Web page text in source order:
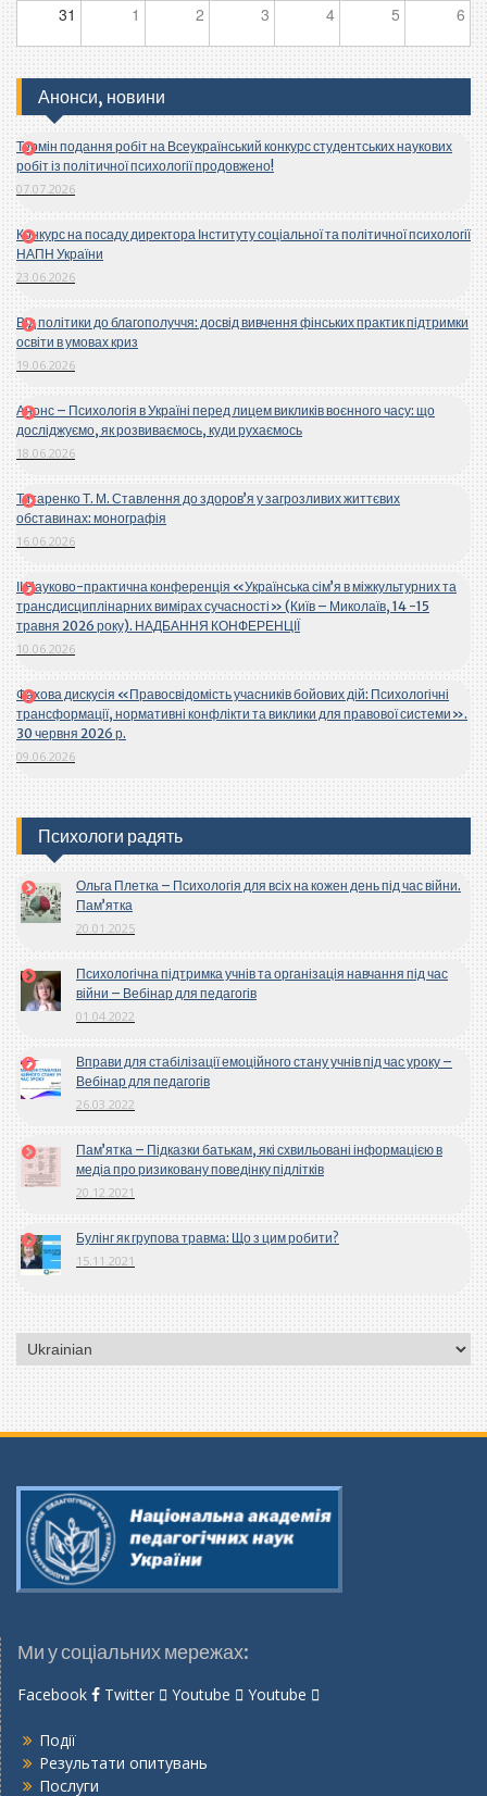
31 1 2 3 4 5 6
Анонси, новини
Термін подання робіт на Всеукраїнський конкурс студентських наукових
робіт із політичної психології продовжено!
07.07.2026
Конкурс на посаду директора Інституту соціальної та політичної психології
НАПН України
23.06.2026
Від політики до благополуччя: досвід вивчення фінських практик підтримки
освіти в умовах криз
19.06.2026
Анонс – Психологія в Україні перед лицем викликів воєнного часу: що
досліджуємо, як розвиваємось, куди рухаємось
18.06.2026
Титаренко Т. М. Ставлення до здоров’я у загрозливих життєвих
обставинах: монографія
16.06.2026
ІІ Науково-практична конференція «Українська сім’я в міжкультурних та
трансдисциплінарних вимірах сучасності» (Київ – Миколаїв, 14 -15
травня 2026 року). НАДБАННЯ КОНФЕРЕНЦІЇ
10.06.2026
Фахова дискусія «Правосвідомість учасників бойових дій: Психологічні
трансформації, нормативні конфлікти та виклики для правової системи».
30 червня 2026 р.
09.06.2026
Психологи радять
Ольга Плетка – Психологія для всіх на кожен день під час війни.
Пам’ятка
20.01.2025
Психологічна підтримка учнів та організація навчання під час
війни – Вебінар для педагогів
01.04.2022
Вправи для стабілізації емоційного стану учнів під час уроку –
Вебінар для педагогів
26.03.2022
Пам’ятка – Підказки батькам, які схвильовані інформацією в
медіа про ризиковану поведінку підлітків
20.12.2021
Булінг як групова травма: Що з цим робити?
15.11.2021
Вибрати
мову
Ми у соціальних мережах:
Facebook Twitter Youtube Youtube
Події
Результати опитувань
Послуги